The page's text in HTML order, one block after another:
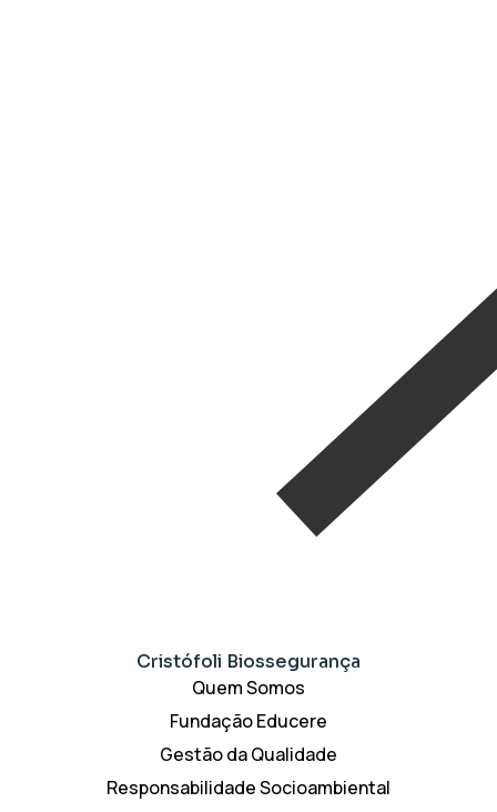
Cristófoli Biossegurança
Quem Somos
Fundação Educere
Gestão da Qualidade
Responsabilidade Socioambiental